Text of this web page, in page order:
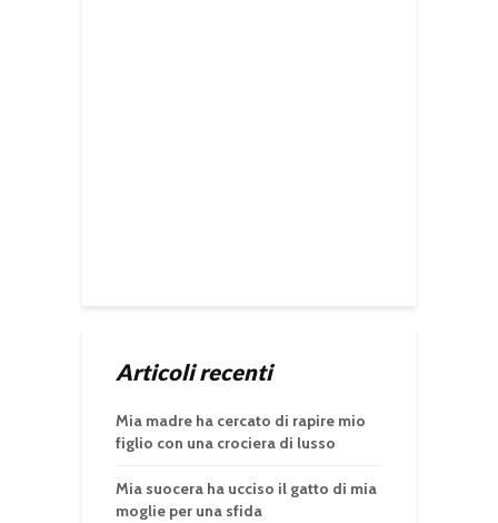
Articoli recenti
Mia madre ha cercato di rapire mio
figlio con una crociera di lusso
Mia suocera ha ucciso il gatto di mia
moglie per una sfida